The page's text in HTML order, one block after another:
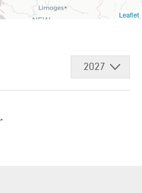
Leaflet
2027